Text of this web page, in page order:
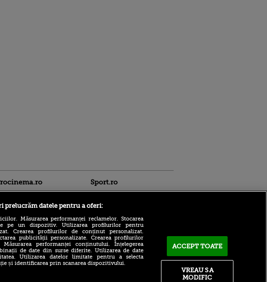
Coster-Waldau din
Tronurilor și
Sport.ro
Ferencvaros - Real Madrid,
LIVE pe VOYO Sport 1, de la
20:00: test important pentru
echipa lui Jose Mourinho
prelucrăm datele pentru a oferi:
Măsurarea performanței reclamelor. Stocarea
pe un dispozitiv. Utilizarea profilurilor pentru
Crearea profilurilor de conținut personalizat.
publicității personalizate. Crearea profilurilor
performanței conținutului. Înțelegerea
de date din surse diferite. Utilizarea de date
Utilizarea datelor limitate pentru a selecta
și identificarea prin scanarea dispozitivului.
ACCEPT TOATE
VREAU SA
MODIFIC